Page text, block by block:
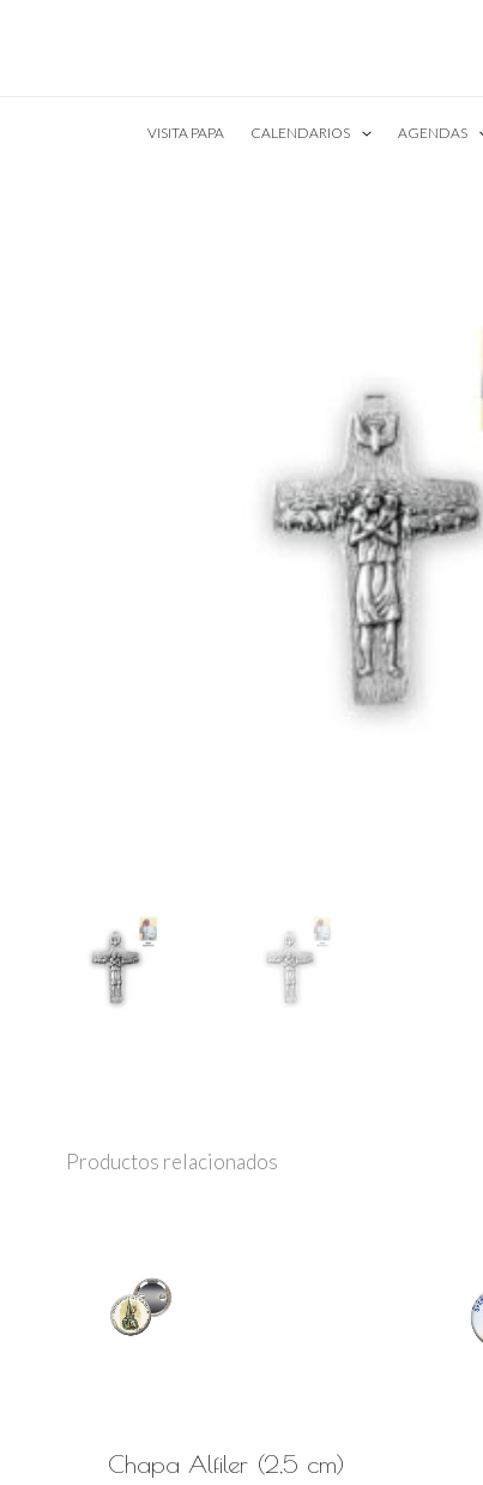
VISITA PAPA CALENDARIOS AGENDAS
Productos relacionados
Chapa Alfiler (2,5 cm)